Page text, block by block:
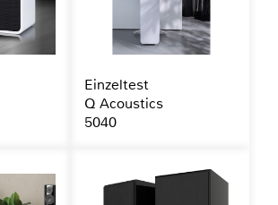
Einzeltest
Q Acoustics
5040